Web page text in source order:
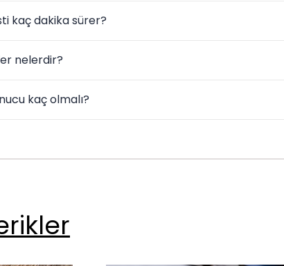
kaç dakika sürer?
nelerdir?
kaç olmalı?